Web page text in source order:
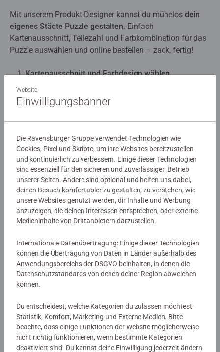
Mit unserem Produkt-Designer kannst du mühelos dein
eigenes Städte Puzzle gestalten. Einfach
Kartenausschnitt, Teilezahl und Farbkombination für das
Puzzle auswählen und online bestellen – zack, fertig!
Kartenausschnitt und Farbdesign wählen
Titel und Grußtext eingeben
Jetzt gestalten!
Deine Karte, dein Stil,
dein Puzzle
Das MAPuzzle ist eine wunderbare Möglichkeit, deine
Verbundenheit mit einer Stadt, einem Ort oder einem
Stadtteil auszudrücken. Präsentiere deine Lieblingsstadt
oder das Viertel, in dem du aufgewachsen bist, aus einer
dekorativen Poster wird.
Ob im Wohnzimmer, im Büro oder alsGeschenkfür einen
lieben Menschen: Ein MAPuzzle zieht alle Blicke auf sich.
Website
Einwilligungsbanner
Die Ravensburger Gruppe verwendet Technologien wie
Cookies, Pixel und Skripte, um ihre Websites bereitzustellen
und kontinuierlich zu verbessern. Einige dieser Technologien
sind essenziell für den sicheren und zuverlässigen Betrieb
unserer Seiten. Andere sind optional und helfen uns dabei,
deinen Besuch komfortabler zu gestalten, zu verstehen, wie
unsere Websites genutzt werden, dir Inhalte und Werbung
anzuzeigen, die deinen Interessen entsprechen, oder externe
Medieninhalte von Drittanbietern darzustellen.
Internationale Datenübertragung: Einige dieser Technologien
können die Übertragung von Daten in Länder außerhalb des
Anwendungsbereichs der DSGVO beinhalten, in denen die
Datenschutzstandards von denen deiner Region abweichen
können.
Du entscheidest, welche Kategorien du zulassen möchtest:
Statistik, Komfort, Marketing und Externe Medien. Bitte
beachte, dass einige Funktionen der Website möglicherweise
nicht richtig funktionieren, wenn bestimmte Kategorien
deaktiviert sind. Du kannst deine Einwilligung jederzeit ändern